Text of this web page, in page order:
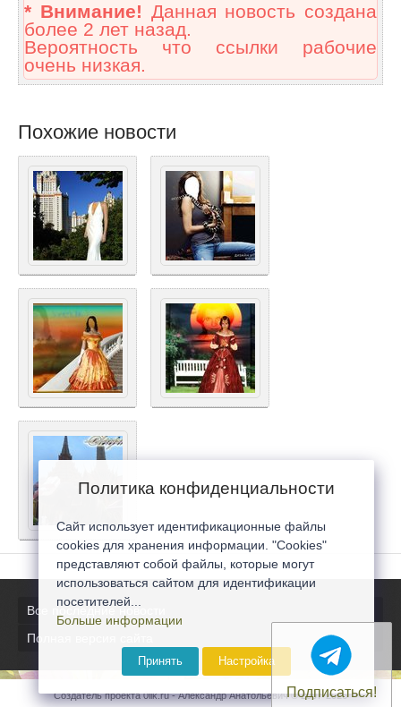
* Внимание! Данная новость создана
более 2 лет назад.
Вероятность что ссылки рабочие
очень низкая.
Похожие новости
Все последние новости
Полная версия сайта
Создатель проекта 0lik.ru - Александр Анатольевич © 2007-2026
Подписаться!
Политика конфиденциальности
Сайт использует идентификационные файлы
cookies для хранения информации. "Cookies"
представляют собой файлы, которые могут
использоваться сайтом для идентификации
посетителей...
Больше информации
Принять Настройка